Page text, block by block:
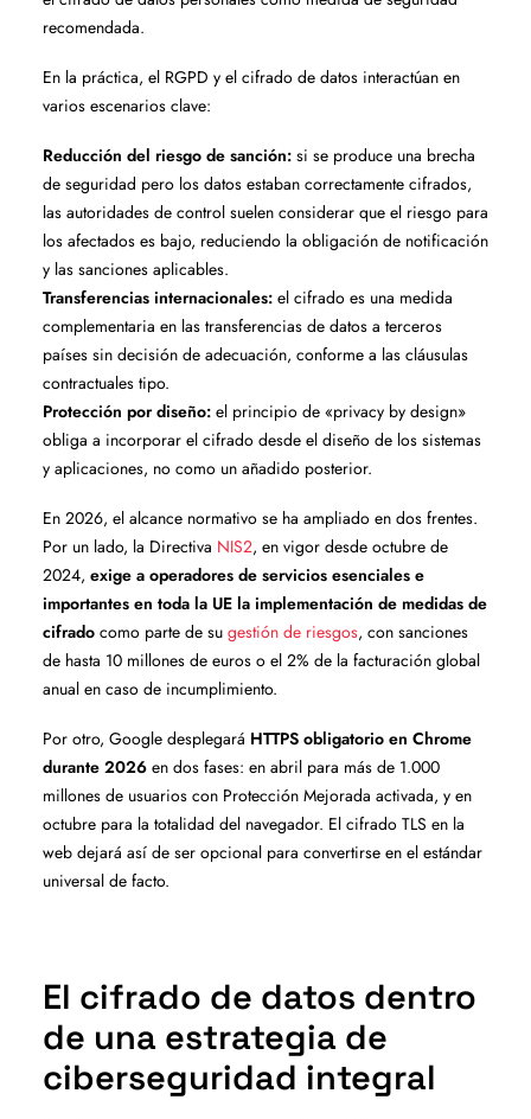
recomendada.
En la práctica, el RGPD y el cifrado de datos interactúan en
varios escenarios clave:
Reducción del riesgo de sanción: si se produce una brecha
de seguridad pero los datos estaban correctamente cifrados,
las autoridades de control suelen considerar que el riesgo para
los afectados es bajo, reduciendo la obligación de notificación
y las sanciones aplicables.
Transferencias internacionales: el cifrado es una medida
complementaria en las transferencias de datos a terceros
países sin decisión de adecuación, conforme a las cláusulas
contractuales tipo.
Protección por diseño: el principio de «privacy by design»
obliga a incorporar el cifrado desde el diseño de los sistemas
y aplicaciones, no como un añadido posterior.
En 2026, el alcance normativo se ha ampliado en dos frentes.
Por un lado, la Directiva NIS2, en vigor desde octubre de
2024, exige a operadores de servicios esenciales e
importantes en toda la UE la implementación de medidas de
cifrado como parte de su gestión de riesgos, con sanciones
de hasta 10 millones de euros o el 2% de la facturación global
anual en caso de incumplimiento.
Por otro, Google desplegará HTTPS obligatorio en Chrome
durante 2026 en dos fases: en abril para más de 1.000
millones de usuarios con Protección Mejorada activada, y en
octubre para la totalidad del navegador. El cifrado TLS en la
web dejará así de ser opcional para convertirse en el estándar
universal de facto.
El cifrado de datos dentro
de una estrategia de
ciberseguridad integral